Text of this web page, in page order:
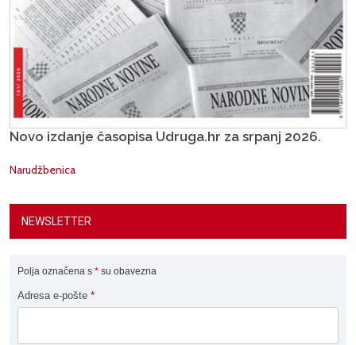
Novo izdanje časopisa Udruga.hr za srpanj 2026.
Narudžbenica
NEWSLETTER
Polja označena s * su obavezna
Adresa e-pošte *